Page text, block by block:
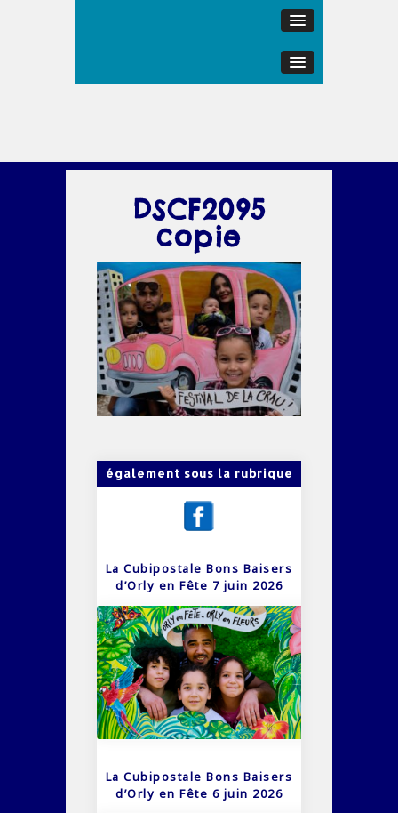
DSCF2095
copie
également sous la rubrique
La Cubipostale Bons Baisers
d’Orly en Fête 7 juin 2026
La Cubipostale Bons Baisers
d’Orly en Fête 6 juin 2026